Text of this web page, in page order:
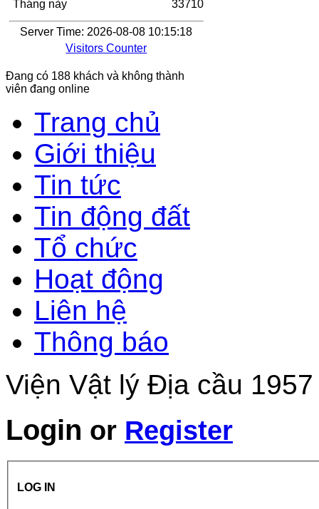
Tháng này 33710
Server Time: 2026-08-08 10:15:18
Visitors Counter
Đang có 188 khách và không thành
viên đang online
Trang chủ
Giới thiệu
Tin tức
Tin động đất
Tổ chức
Hoạt động
Liên hệ
Thông báo
Viện Vật lý Địa cầu
Login or Register
LOG IN